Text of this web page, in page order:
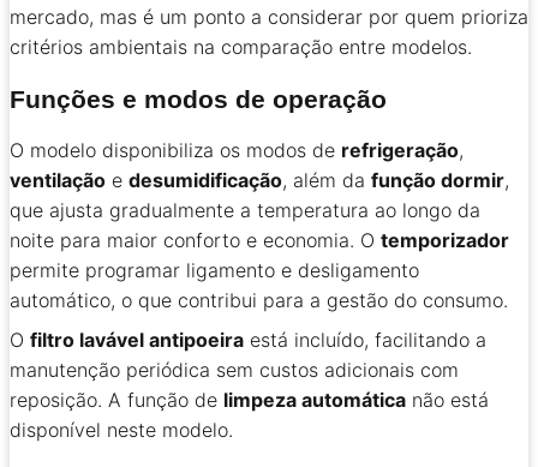
mercado, mas é um ponto a considerar por quem prioriza
critérios ambientais na comparação entre modelos.
Funções e modos de operação
O modelo disponibiliza os modos de refrigeração,
ventilação e desumidificação, além da função dormir,
que ajusta gradualmente a temperatura ao longo da
noite para maior conforto e economia. O temporizador
permite programar ligamento e desligamento
automático, o que contribui para a gestão do consumo.
O filtro lavável antipoeira está incluído, facilitando a
manutenção periódica sem custos adicionais com
reposição. A função de limpeza automática não está
disponível neste modelo.